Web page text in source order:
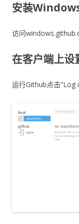
安装
访问
在客户端上
运行Github点击”Log